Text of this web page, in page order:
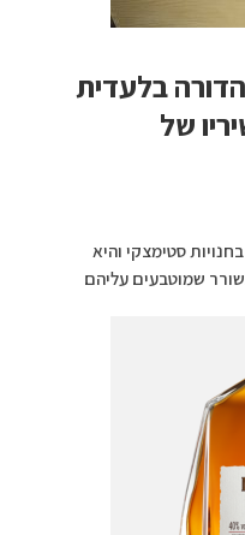
בלעדית
של
סטימצקי והיא
שמוטבעים עליהם